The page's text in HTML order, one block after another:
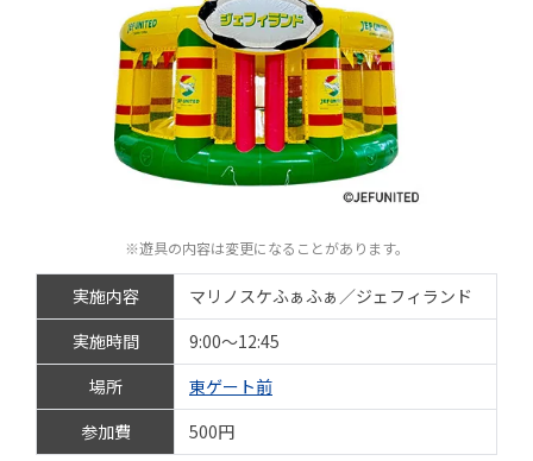
※遊具の内容は変更になることがあります。
実施内容
マリノスケふぁふぁ／ジェフィランド
実施時間
9:00～12:45
場所
東ゲート前
参加費
500円